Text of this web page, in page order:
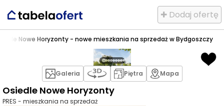
✚ Dodaj ofertę
Nowe Horyzonty - nowe mieszkania na sprzedaż w Bydgoszczy
Osiedle Nowe Horyzonty
PRES - mieszkania na sprzedaż
Galeria Piętra Mapa